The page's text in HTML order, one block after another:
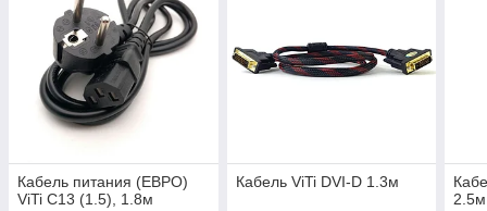
Кабель питания (ЕВРО)
ViTi C13 (1.5), 1.8м
Кабель ViTi DVI-D 1.3м